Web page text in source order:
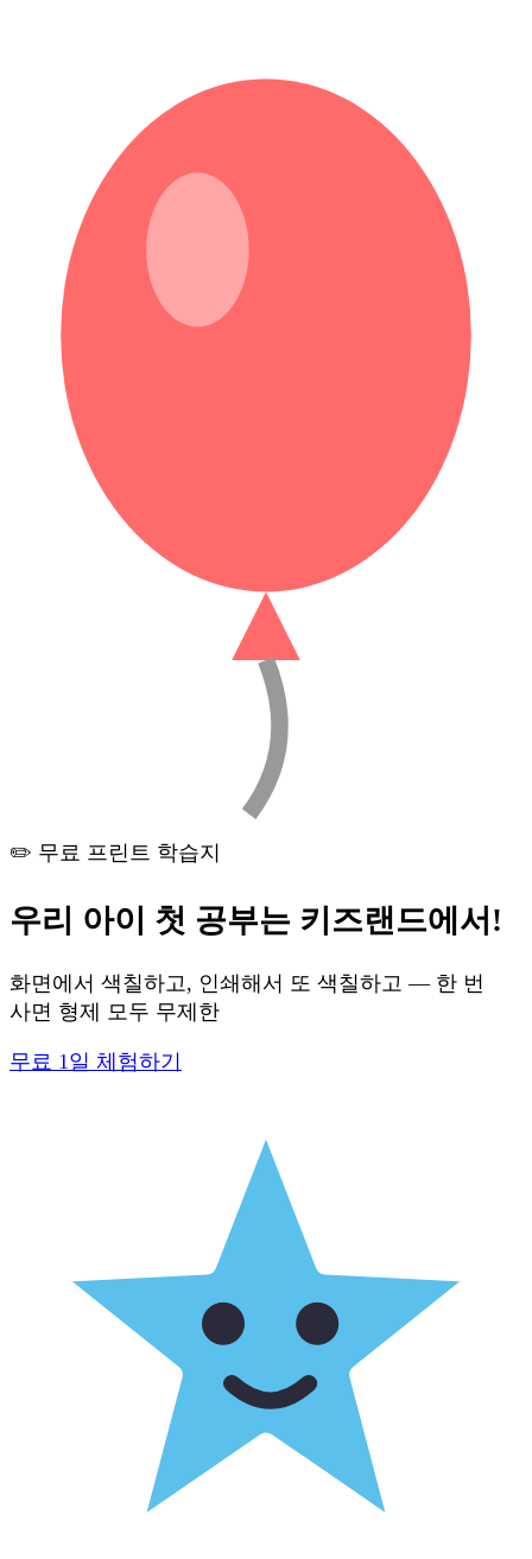
✏️ 무료 프린트 학습지
우리 아이 첫 공부는 키즈랜드에서!
화면에서 색칠하고, 인쇄해서 또 색칠하고 — 한 번
사면 형제 모두 무제한
무료 1일 체험하기